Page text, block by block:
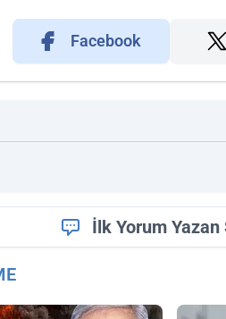
Facebook
İlk Yorum Yazan